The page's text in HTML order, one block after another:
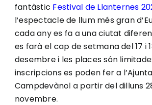
fantàstic Festival de Llanternes
l’espectacle de llum més gran
cada any es fa a una ciutat
es farà el cap de setmana del 17 i
desembre i les places són
inscripcions es poden fer a
Campdevànol a partir del dilluns
novembre.